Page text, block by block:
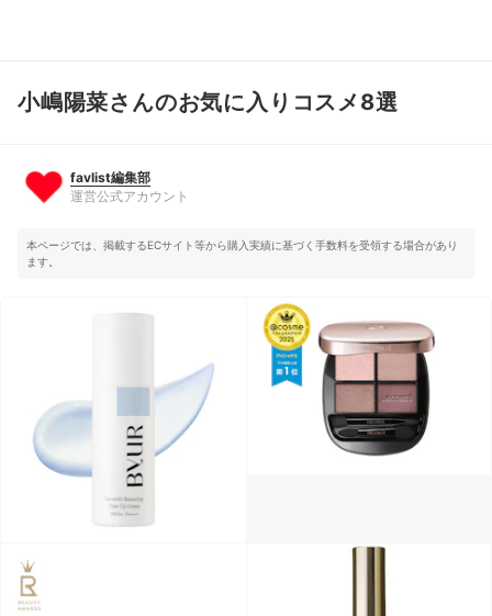
favlist編集部
運営公式アカウント
小嶋陽菜さんのお気に入りコスメ8選
favlist編集部
運営公式アカウント
本ページでは、掲載するECサイト等から購入実績に基づく手数料を受領する場合があり
ます。